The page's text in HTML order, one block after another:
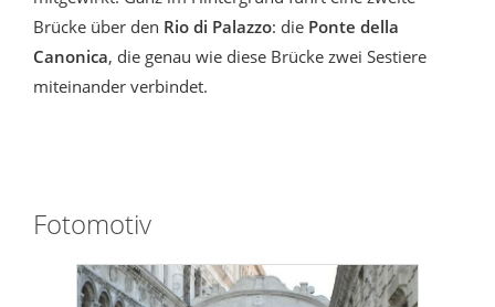
Brücke über den Rio di Palazzo: die Ponte della
Canonica, die genau wie diese Brücke zwei Sestiere
miteinander verbindet.
Fotomotiv